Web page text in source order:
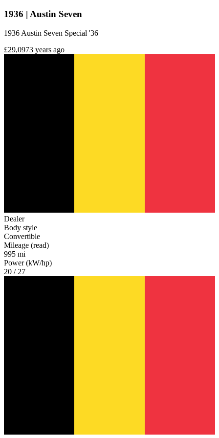
1936 | Austin Seven
1936 Austin Seven Special '36
£29,0973 years ago
Dealer
Body style
Convertible
Mileage (read)
995 mi
Power (kW/hp)
20 / 27